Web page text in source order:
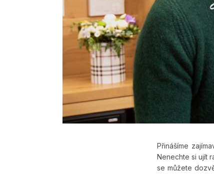
Přinášíme
Nenechte si ujít
se můžete